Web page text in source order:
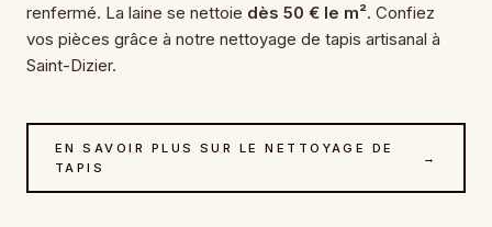
renfermé. La laine se nettoie dès 50 € le m². Confiez
vos pièces grâce à notre nettoyage de tapis artisanal à
Saint-Dizier.
EN SAVOIR PLUS SUR LE NETTOYAGE DE
TAPIS
→